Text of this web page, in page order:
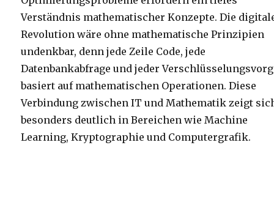
Verständnis mathematischer Konzepte. Die
Revolution wäre ohne mathematische Prinzipien
undenkbar, denn jede Zeile Code, jede
Datenbankabfrage und jeder
basiert auf mathematischen Operationen. Diese
Verbindung zwischen IT und Mathematik zeigt
besonders deutlich in Bereichen wie Machine
Learning, Kryptographie und Computergrafik.